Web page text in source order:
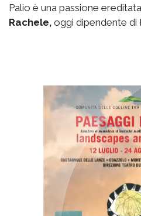
Palio è una passione
Rachele, oggi dipendente di